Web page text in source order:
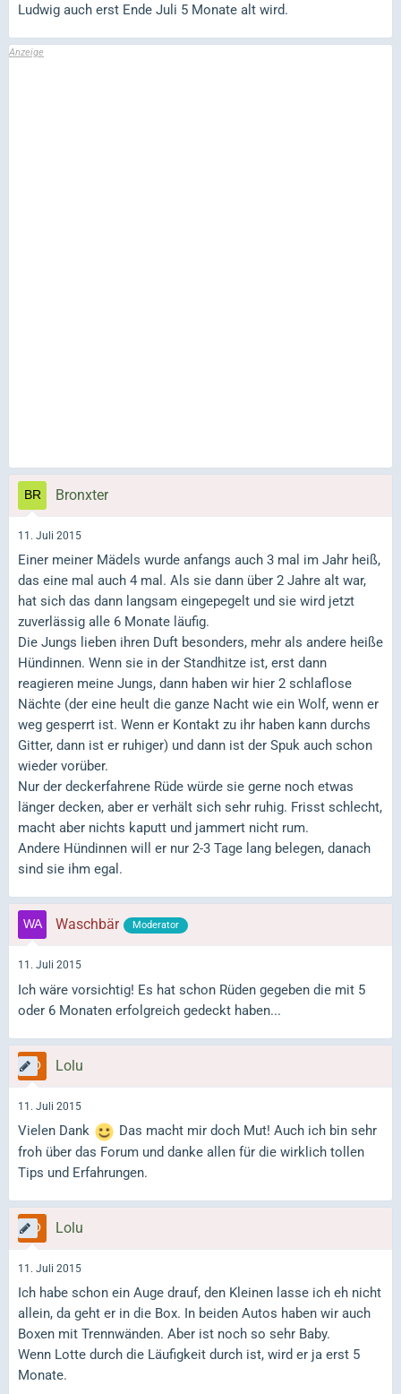
Ludwig auch erst Ende Juli 5 Monate alt wird.
Bronxter
11. Juli 2015
Einer meiner Mädels wurde anfangs auch 3 mal im Jahr heiß,
das eine mal auch 4 mal. Als sie dann über 2 Jahre alt war,
hat sich das dann langsam eingepegelt und sie wird jetzt
zuverlässig alle 6 Monate läufig.
Die Jungs lieben ihren Duft besonders, mehr als andere heiße
Hündinnen. Wenn sie in der Standhitze ist, erst dann
reagieren meine Jungs, dann haben wir hier 2 schlaflose
Nächte (der eine heult die ganze Nacht wie ein Wolf, wenn er
weg gesperrt ist. Wenn er Kontakt zu ihr haben kann durchs
Gitter, dann ist er ruhiger) und dann ist der Spuk auch schon
wieder vorüber.
Nur der deckerfahrene Rüde würde sie gerne noch etwas
länger decken, aber er verhält sich sehr ruhig. Frisst schlecht,
macht aber nichts kaputt und jammert nicht rum.
Andere Hündinnen will er nur 2-3 Tage lang belegen, danach
sind sie ihm egal.
Waschbär Moderator
11. Juli 2015
Ich wäre vorsichtig! Es hat schon Rüden gegeben die mit 5
oder 6 Monaten erfolgreich gedeckt haben...
Lolu
11. Juli 2015
Vielen Dank
Das macht mir doch Mut! Auch ich bin sehr
froh über das Forum und danke allen für die wirklich tollen
Tips und Erfahrungen.
Lolu
11. Juli 2015
Ich habe schon ein Auge drauf, den Kleinen lasse ich eh nicht
allein, da geht er in die Box. In beiden Autos haben wir auch
Boxen mit Trennwänden. Aber ist noch so sehr Baby.
Wenn Lotte durch die Läufigkeit durch ist, wird er ja erst 5
Monate.